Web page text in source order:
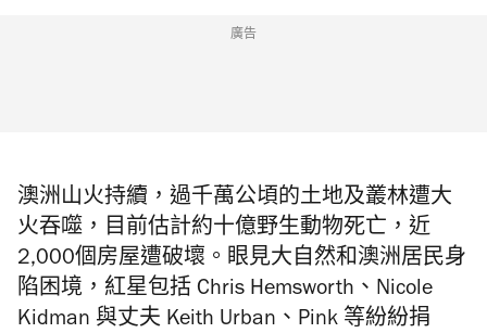
廣告
澳洲山火持續，過千萬公頃的土地及叢林遭大
火吞噬，目前估計約十億野生動物死亡，近
2,000個房屋遭破壞。眼見大自然和澳洲居民身
陷困境，紅星包括 Chris Hemsworth、Nicole
Kidman 與丈夫 Keith Urban、Pink 等紛紛捐